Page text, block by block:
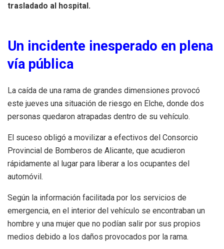
trasladado al hospital.
Un incidente inesperado en plena
vía pública
La caída de una rama de grandes dimensiones provocó
este jueves una situación de riesgo en Elche, donde dos
personas quedaron atrapadas dentro de su vehículo.
El suceso obligó a movilizar a efectivos del Consorcio
Provincial de Bomberos de Alicante, que acudieron
rápidamente al lugar para liberar a los ocupantes del
automóvil.
Según la información facilitada por los servicios de
emergencia, en el interior del vehículo se encontraban un
hombre y una mujer que no podían salir por sus propios
medios debido a los daños provocados por la rama.